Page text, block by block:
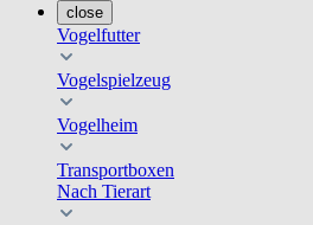
close
Vogelfutter
Vogelspielzeug
Vogelheim
Transportboxen
Nach Tierart